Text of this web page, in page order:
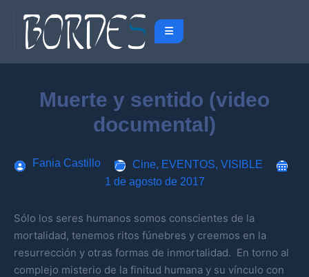
Muerte y sentido (video
documental)
Fania Castillo Cine, EVENTOS, VISIBLE
1 de agosto de 2017
Sólo los seres humanos somos conscientes de la
mortalidad, tenemos ritos fúnebres y creemos en la
resurrección y otras formas de inmortalidad. En torno al
complejo misterio de la finitud humana y su vínculo con